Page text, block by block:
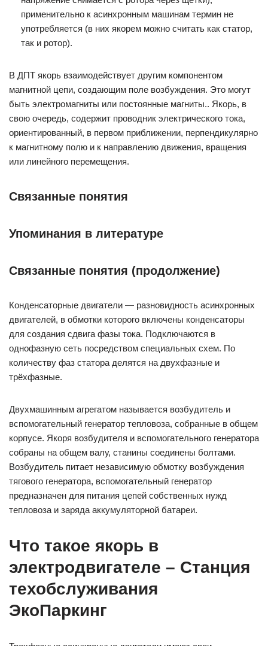
применительно к асинхронным машинам термин не
употребляется (в них якорем можно считать как статор,
так и ротор).
В ДПТ якорь взаимодействует другим компонентом
магнитной цепи, создающим поле возбуждения. Это могут
быть электромагниты или постоянные магниты.. Якорь, в
свою очередь, содержит проводник электрического тока,
ориентированный, в первом приближении, перпендикулярно
к магнитному полю и к направлению движения, вращения
или линейного перемещения.
Связанные понятия
Упоминания в литературе
Связанные понятия (продолжение)
Конденсаторные двигатели — разновидность асинхронных
двигателей, в обмотки которого включены конденсаторы
для создания сдвига фазы тока. Подключаются в
однофазную сеть посредством специальных схем. По
количеству фаз статора делятся на двухфазные и
трёхфазные.
Двухмашинным агрегатом называется возбудитель и
вспомогательный генератор тепловоза, собранные в общем
корпусе. Якоря возбудителя и вспомогательного генератора
собраны на общем валу, станины соединены болтами.
Возбудитель питает независимую обмотку возбуждения
тягового генератора, вспомогательный генератор
предназначен для питания цепей собственных нужд
тепловоза и заряда аккумуляторной батареи.
Что такое якорь в
электродвигателе – Станция
техобслуживания
ЭкоПаркинг